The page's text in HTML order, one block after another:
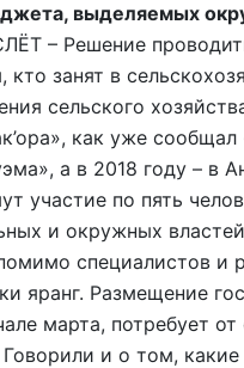
выделяемых
– Решение проводить
занят в
сельского
как уже
а в 2018 году – в
участие по пять
и окружных
специалистов и
яранг. Размещение
марта, потребует
и о том,